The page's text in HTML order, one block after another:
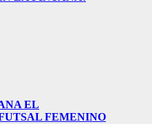
EL
FEMENINO